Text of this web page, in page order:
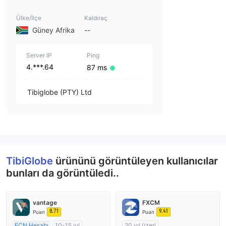
Ülke/İlçe
Güney Afrika
Kaldıraç
--
Server IP
4.***.64
Ping
87 ms
Tibiglobe (PTY) Ltd
TibiGlobe ürününü görüntüleyen kullanıcılar
bunları da görüntüledi..
vantage
Puan 8.71
FXCM
Puan 9.41